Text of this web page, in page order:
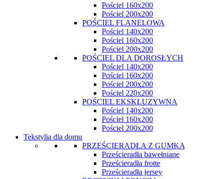
Pościel 160x200
Pościel 200x200
POŚCIEL FLANELOWA
Pościel 140x200
Pościel 160x200
Pościel 200x200
POŚCIEL DLA DOROSŁYCH
Pościel 140x200
Pościel 160x200
Pościel 200x200
Pościel 220x200
POŚCIEL EKSKLUZYWNA
Pościel 140x200
Pościel 160x200
Pościel 200x200
Tekstylia dla domu
PRZEŚCIERADŁA Z GUMKĄ
Prześcieradła bawełniane
Prześcieradła frotte
Prześcieradła jersey